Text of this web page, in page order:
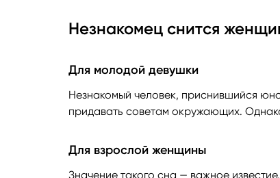
Незнакомец снится
Для молодой девушки
Незнакомый человек, приснившийся
придавать советам окружающих.
Для взрослой женщины
Значение такого сна — важное